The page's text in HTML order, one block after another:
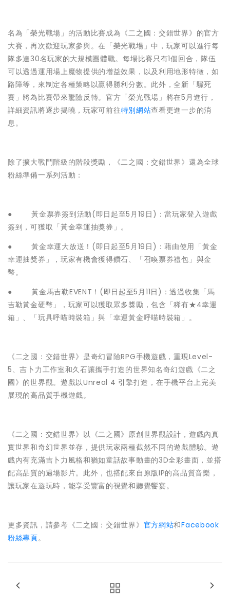
名為「榮光戰場」的活動比賽成為《二之國：交錯世界》的官方
大賽，再次歡迎玩家參與。在「榮光戰場」中，玩家可以進行每
隊多達30名玩家的大規模團體戰。每場比賽只有1個回合，隊伍
可以透過運用場上魔物提供的增益效果，以及利用地形特徵，如
路障等，來制定各種策略以贏得勝利分數。此外，全新「驟死
賽」將為比賽帶來驚險反轉。官方「榮光戰場」將在5月進行，
詳細資訊將逐步揭曉，玩家可前往特別網站查看更進一步的消
息。
除了擴大戰鬥階級的階段獎勵，《二之國：交錯世界》還為全球
粉絲準備一系列活動：
● 黃金票券簽到活動(即日起至5月19日)：當玩家登入遊戲
簽到，可獲取「黃金幸運抽獎券」。
● 黃金幸運大放送！(即日起至5月19日)：藉由使用「黃金
幸運抽獎券」，玩家有機會獲得鑽石、「召喚票券禮包」與金
幣。
● 黃金馬吉勒EVENT！(即日起至5月11日)：透過收集「馬
吉勒黃金硬幣」，玩家可以獲取眾多獎勵，包含「稀有★4幸運
箱」、「玩具呼喵時裝箱」與「幸運黃金呼喵時裝箱」。
《二之國：交錯世界》是奇幻冒險RPG手機遊戲，重現Level-
5、吉卜力工作室和久石讓攜手打造的世界知名奇幻遊戲《二之
國》的世界觀。遊戲以Unreal 4 引擎打造，在手機平台上完美
展現的高品質手機遊戲。
《二之國：交錯世界》以《二之國》原創世界觀設計，遊戲內真
實世界和奇幻世界並存，提供玩家兩種截然不同的遊戲體驗。遊
戲內有充滿吉卜力風格和猶如童話故事動畫的3D全彩畫面，並搭
配高品質的過場影片。此外，也搭配來自原版IP的高品質音樂，
讓玩家在遊玩時，能享受豐富的視覺和聽覺饗宴。
更多資訊，請參考《二之國：交錯世界》 官方網站和Facebook
粉絲專頁。